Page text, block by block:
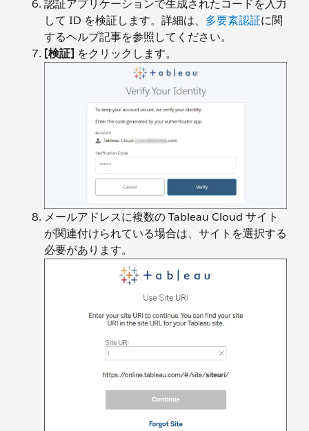
認証アプリケーションで生成されたコードを入力
して ID を検証します。詳細は、 多要素認証に関
するヘルプ記事を参照してください。
[検証] をクリックします。
メールアドレスに複数の Tableau Cloud サイト
が関連付けられている場合は、サイトを選択する
必要があります。